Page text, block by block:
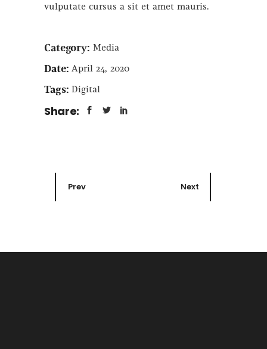
vulputate cursus a sit et amet mauris.
Category: Media
Date: April 24, 2020
Tags: Digital
Share:
Prev Next